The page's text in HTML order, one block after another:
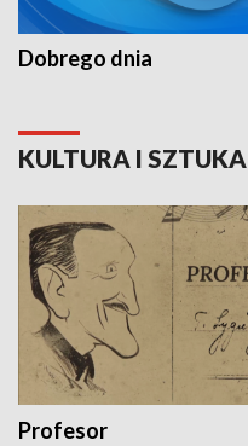
Dobrego dnia
KULTURA I SZTUKA
Profesor